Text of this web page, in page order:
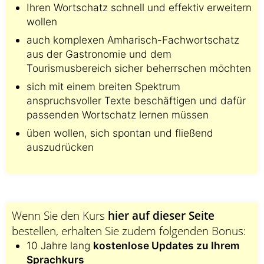
Ihren Wortschatz schnell und effektiv erweitern
wollen
auch komplexen Amharisch-Fachwortschatz
aus der Gastronomie und dem
Tourismusbereich sicher beherrschen möchten
sich mit einem breiten Spektrum
anspruchsvoller Texte beschäftigen und dafür
passenden Wortschatz lernen müssen
üben wollen, sich spontan und fließend
auszudrücken
Wenn Sie den Kurs hier auf dieser Seite
bestellen, erhalten Sie zudem folgenden Bonus:
10 Jahre lang kostenlose Updates zu Ihrem
Sprachkurs